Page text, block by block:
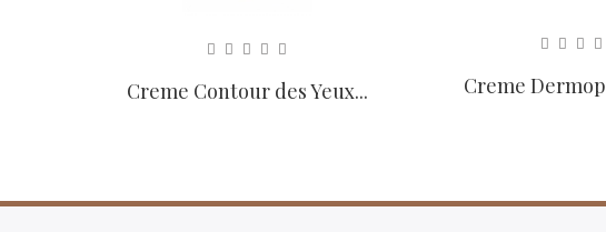
Creme Contour des Yeux... Creme